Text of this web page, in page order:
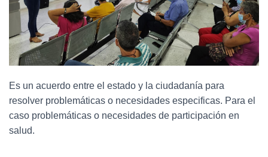
Es un acuerdo entre el estado y la ciudadanía para
resolver problemáticas o necesidades especificas. Para el
caso problemáticas o necesidades de participación en
salud.